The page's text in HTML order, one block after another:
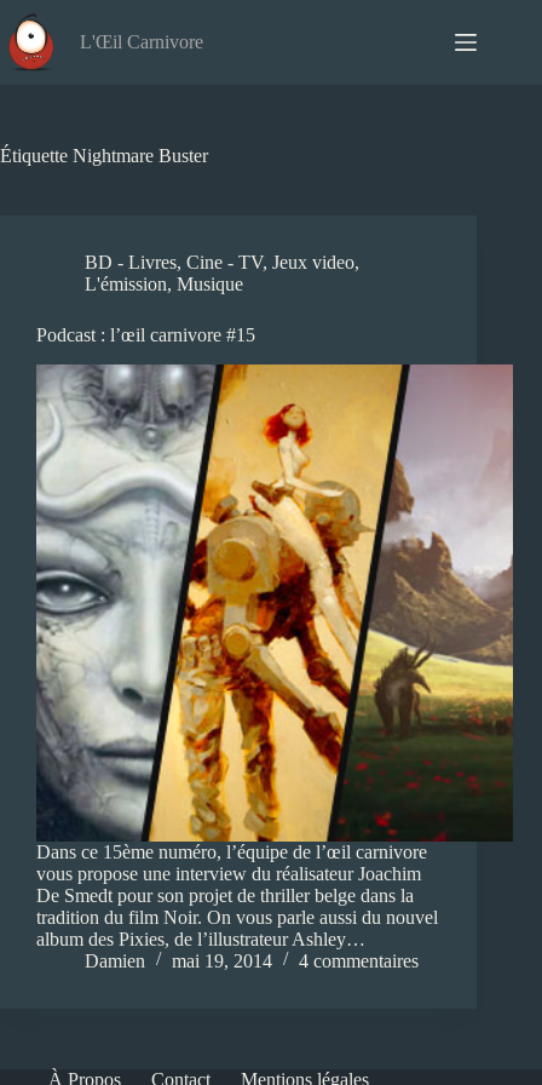
au
contenu
L'Œil Carnivore
Étiquette Nightmare Buster
BD - Livres, Cine - TV, Jeux video,
L'émission, Musique
Podcast : l’œil carnivore #15
Dans ce 15ème numéro, l’équipe de l’œil carnivore
vous propose une interview du réalisateur Joachim
De Smedt pour son projet de thriller belge dans la
tradition du film Noir. On vous parle aussi du nouvel
album des Pixies, de l’illustrateur Ashley…
Damien
mai 19, 2014 4 commentaires
À Propos Contact Mentions légales